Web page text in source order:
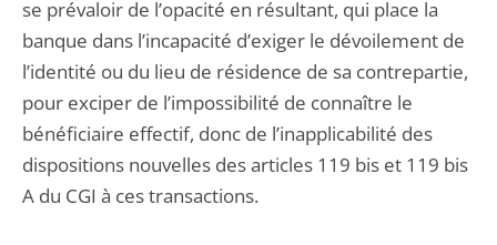
se prévaloir de l’opacité en résultant, qui place la
banque dans l’incapacité d’exiger le dévoilement de
l’identité ou du lieu de résidence de sa contrepartie,
pour exciper de l’impossibilité de connaître le
bénéficiaire effectif, donc de l’inapplicabilité des
dispositions nouvelles des articles 119 bis et 119 bis
A du CGI à ces transactions.